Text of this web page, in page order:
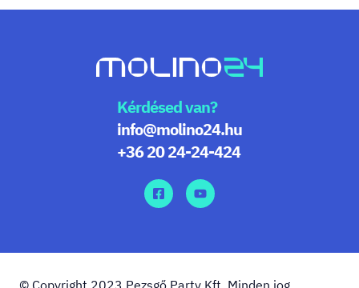
Kérdésed van?
info@molino24.hu
+36 20 24-24-424
© Copyright 2023 Pezsgő Party Kft. Minden jog